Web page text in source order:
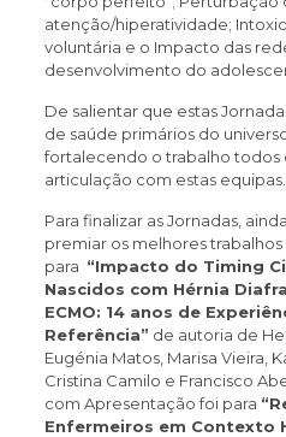
atenção/hiperatividade;
voluntária e o Impacto das
desenvolvimento do
De salientar que estas
de saúde primários do
fortalecendo o trabalho todos
articulação com estas equipas.
Para finalizar as Jornadas,
premiar os melhores trabalhos
para “Impacto do Timing
Nascidos com Hérnia
ECMO: 14 anos de
Referência” de autoria de
Eugénia Matos, Marisa Vieira,
Cristina Camilo e Francisco
com Apresentação foi para
Enfermeiros em Contexto